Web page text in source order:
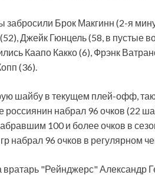
забросили Брок Макгинн (2-я
Джейк Гюнцель (58, в пустые
Каапо Какко (6), Фрэнк
(36).
шайбу в текущем плей-офф,
россиянин набрал 96 очков (22
100 и более очков в
набрал 96 очков в регулярном
"Рейнджерс" Александр